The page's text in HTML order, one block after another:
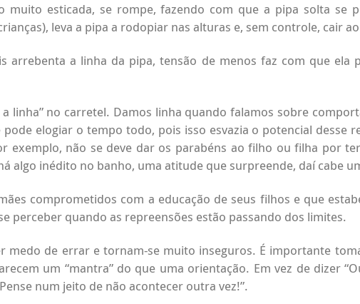
esticada, se rompe, fazendo com que a pipa solta se
leva a pipa a rodopiar nas alturas e, sem controle, cair
arrebenta a linha da pipa, tensão de menos faz com que ela
linha” no carretel. Damos linha quando falamos sobre
elogiar o tempo todo, pois isso esvazia o potencial desse
exemplo, não se deve dar os parabéns ao filho ou filha por
algo inédito no banho, uma atitude que surpreende, daí cabe
comprometidos com a educação de seus filhos e que
perceber quando as repreensões estão passando dos limites.
medo de errar e tornam-se muito inseguros. É importante
um “mantra” do que uma orientação. Em vez de dizer
num jeito de não acontecer outra vez!”.